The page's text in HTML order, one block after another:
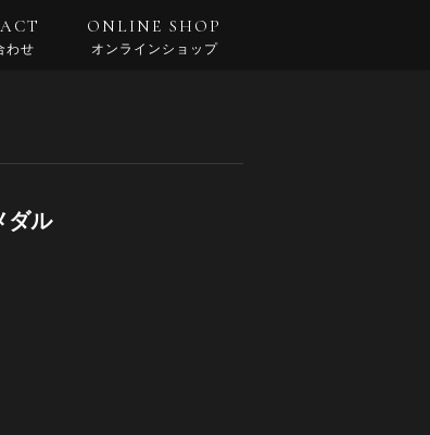
わせ
ONLINE SHOP
オンラインショップ
ダル